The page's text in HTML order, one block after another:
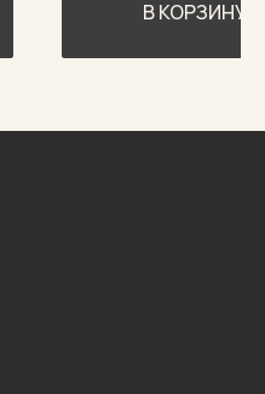
В КОРЗИНУ